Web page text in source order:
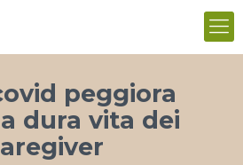
peggiora
dura vita dei